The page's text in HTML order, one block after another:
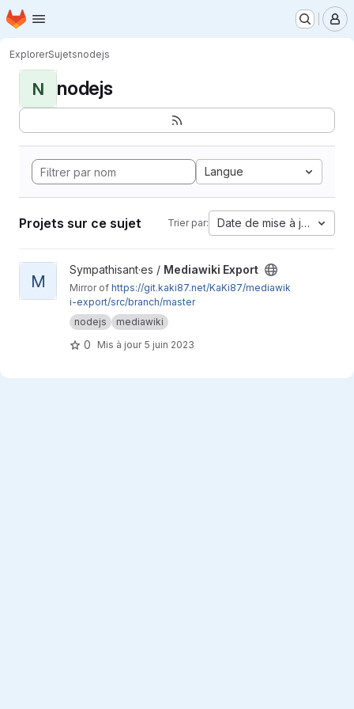
Passer au contenu principal
Page d'accueil
ExplorerSujetsnodejs
N nodejs
Langue
Projets sur ce sujet Trier par: Date de mise à jour
Afficher le projet Mediawiki Export
M
Sympathisant·es / Mediawiki Export
Mirror of https://git.kaki87.net/KaKi87/mediawik
i-export/src/branch/master
nodejs
mediawiki
0 Mis à jour 5 juin 2023